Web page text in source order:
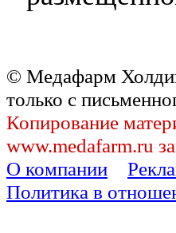
© Медафарм
только с
Копирование
www.medafarm.ru
О компании
Политика в